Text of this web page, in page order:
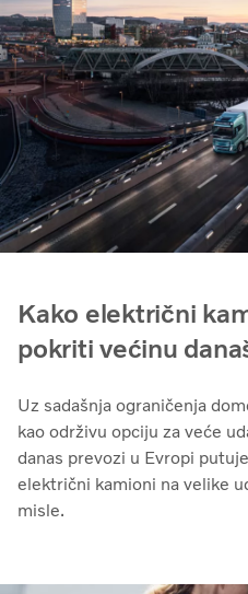
Kako električni
pokriti većinu
Uz sadašnja ograničenja
kao održivu opciju za veće
danas prevozi u Evropi
električni kamioni na velike
misle.